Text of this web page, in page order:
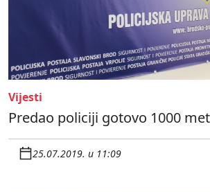
Vijesti
Predao policiji gotovo 1000
25.07.2019. u 11:09